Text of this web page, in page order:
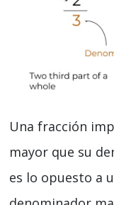
Una fracción
mayor que su
es lo opuesto a